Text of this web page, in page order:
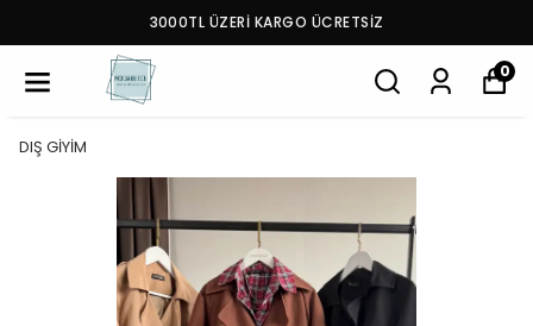
3000TL ÜZERİ KARGO ÜCRETSİZ
0
DIŞ GİYİM